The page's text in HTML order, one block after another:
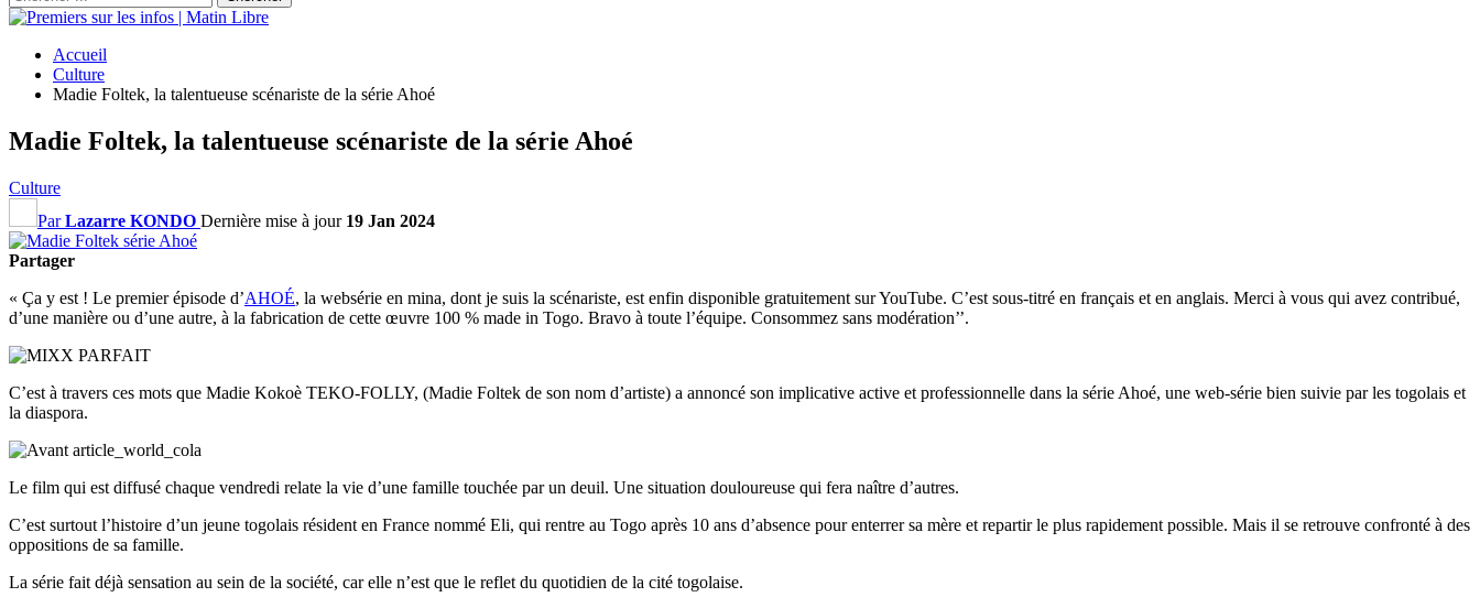
Accueil
Culture
Madie Foltek, la talentueuse scénariste de la série Ahoé
Madie Foltek, la talentueuse scénariste de la série Ahoé
Culture
ParLazarre KONDO Dernière mise à jour 19 Jan 2024
Partager
« Ça y est ! Le premier épisode d’AHOÉ, la websérie en mina, dont je suis la scénariste, est enfin disponible gratuitement sur YouTube. C’est sous-titré en français et en anglais. Merci à vous qui avez contribué,
d’une manière ou d’une autre, à la fabrication de cette œuvre 100 % made in Togo. Bravo à toute l’équipe. Consommez sans modération’’.
C’est à travers ces mots que Madie Kokoè TEKO-FOLLY, (Madie Foltek de son nom d’artiste) a annoncé son implicative active et professionnelle dans la série Ahoé, une web-série bien suivie par les togolais et
la diaspora.
Le film qui est diffusé chaque vendredi relate la vie d’une famille touchée par un deuil. Une situation douloureuse qui fera naître d’autres.
C’est surtout l’histoire d’un jeune togolais résident en France nommé Eli, qui rentre au Togo après 10 ans d’absence pour enterrer sa mère et repartir le plus rapidement possible. Mais il se retrouve confronté à des
oppositions de sa famille.
La série fait déjà sensation au sein de la société, car elle n’est que le reflet du quotidien de la cité togolaise.